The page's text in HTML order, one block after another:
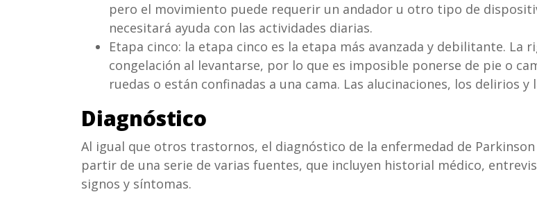
pero el movimiento puede requerir un andador u otro tipo de
necesitará ayuda con las actividades diarias.
Etapa cinco: la etapa cinco es la etapa más avanzada y debilitante. La
congelación al levantarse, por lo que es imposible ponerse de pie o
ruedas o están confinadas a una cama. Las alucinaciones, los delirios
Diagnóstico
Al igual que otros trastornos, el diagnóstico de la enfermedad de
partir de una serie de varias fuentes, que incluyen historial médico,
signos y síntomas.